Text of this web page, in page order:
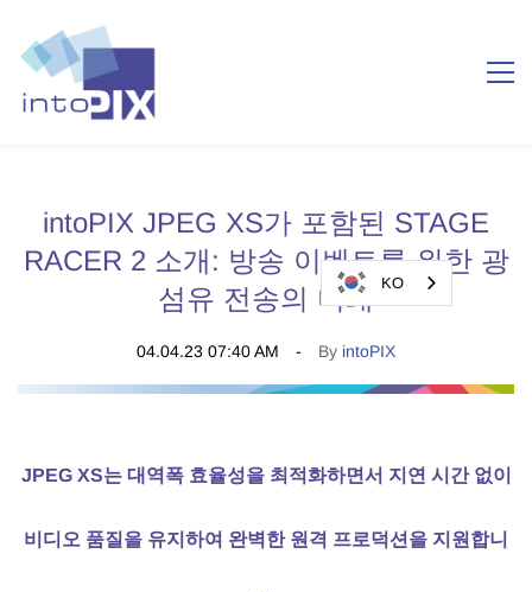
intoPIX JPEG XS가 포함된 STAGE
RACER 2 소개: 방송 이벤트를 위한 광
섬유 전송의 미래
04.04.23 07:40 AM By intoPIX
JPEG XS는 대역폭 효율성을 최적화하면서 지연 시간 없이
비디오 품질을 유지하여 완벽한 원격 프로덕션을 지원합니
KO